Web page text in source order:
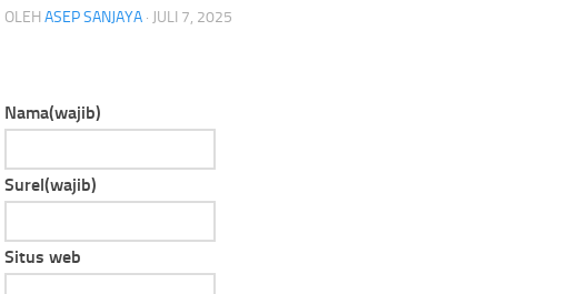
OLEH ASEP SANJAYA · JULI 7, 2025
Nama(wajib)
Surel(wajib)
Situs web